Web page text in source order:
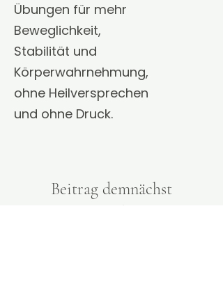
Übungen für mehr
Beweglichkeit,
Stabilität und
Körperwahrnehmung,
ohne Heilversprechen
und ohne Druck.
Beitrag demnächst